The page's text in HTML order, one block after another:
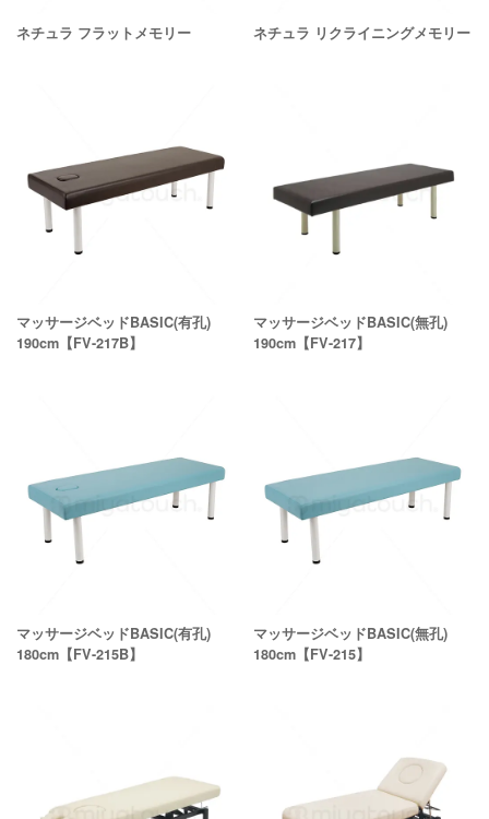
ネチュラ フラットメモリー ネチュラ リクライニングメモリー
マッサージベッドBASIC(有孔)
190cm【FV-217B】
マッサージベッドBASIC(無孔)
190cm【FV-217】
マッサージベッドBASIC(有孔)
180cm【FV-215B】
マッサージベッドBASIC(無孔)
180cm【FV-215】